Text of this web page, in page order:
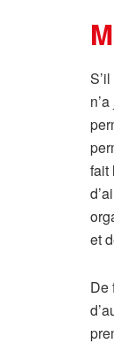
fait
et
De